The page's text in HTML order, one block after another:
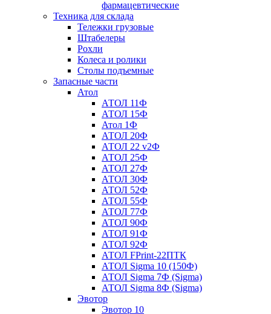
фармацевтические
Техника для склада
Тележки грузовые
Штабелеры
Рохли
Колеса и ролики
Столы подъемные
Запасные части
Атол
АТОЛ 11Ф
АТОЛ 15Ф
Атол 1Ф
АТОЛ 20Ф
АТОЛ 22 v2Ф
АТОЛ 25Ф
АТОЛ 27Ф
АТОЛ 30Ф
АТОЛ 52Ф
АТОЛ 55Ф
АТОЛ 77Ф
АТОЛ 90Ф
АТОЛ 91Ф
АТОЛ 92Ф
АТОЛ FPrint-22ПТК
АТОЛ Sigma 10 (150Ф)
АТОЛ Sigma 7Ф (Sigma)
АТОЛ Sigma 8Ф (Sigma)
Эвотор
Эвотор 10